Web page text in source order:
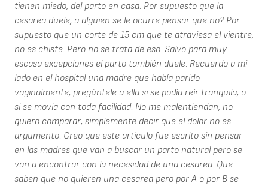
tienen miedo, del parto en casa. Por supuesto que la
cesarea duele, a alguien se le ocurre pensar que no? Por
supuesto que un corte de 15 cm que te atraviesa el vientre,
no es chiste. Pero no se trata de eso. Salvo para muy
escasa excepciones el parto también duele. Recuerdo a mi
lado en el hospital una madre que había parido
vaginalmente, pregúntele a ella si se podía reír tranquila, o
si se movia con toda facilidad. No me malentiendan, no
quiero comparar, simplemente decir que el dolor no es
argumento. Creo que este artículo fue escrito sin pensar
en las madres que van a buscar un parto natural pero se
van a encontrar con la necesidad de una cesarea. Que
saben que no quieren una cesarea pero por A o por B se